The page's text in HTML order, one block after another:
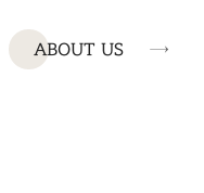
ABOUT US →